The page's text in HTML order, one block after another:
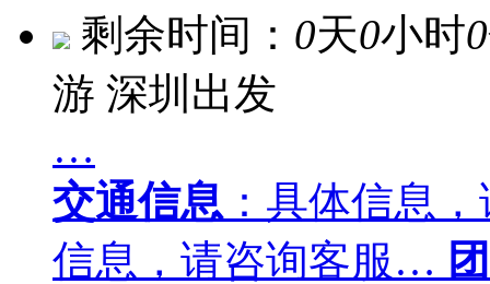
剩余时间： 0天0小时0
游 深圳出发
…
交通信息 ：具体信息
信息，请咨询客服…